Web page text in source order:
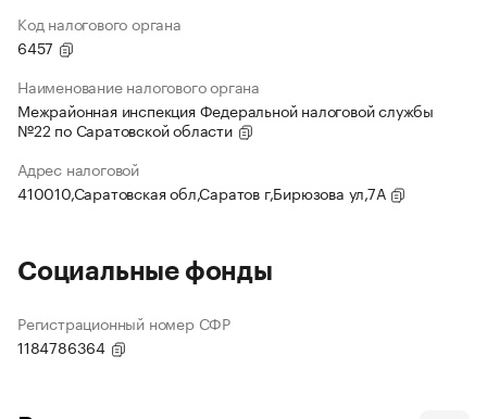
Код налогового органа
6457
Наименование налогового органа
Межрайонная инспекция Федеральной налоговой службы
№22 по Саратовской области
Адрес налоговой
410010,Саратовская обл,Саратов г,Бирюзова ул,7А
Социальные фонды
Регистрационный номер СФР
1184786364